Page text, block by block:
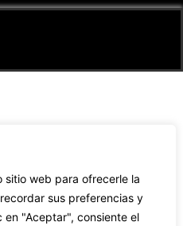
sitio web para ofrecerle la
sus preferencias y
"Aceptar", consiente el
Llámanos
WhatsAppeanos